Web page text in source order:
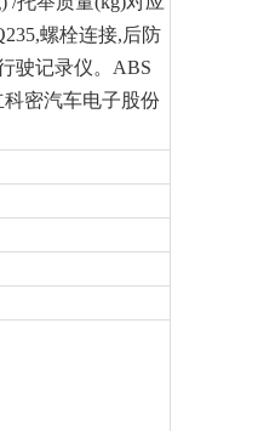
螺栓连接,后防
驶记录仪。ABS
密汽车电子股份